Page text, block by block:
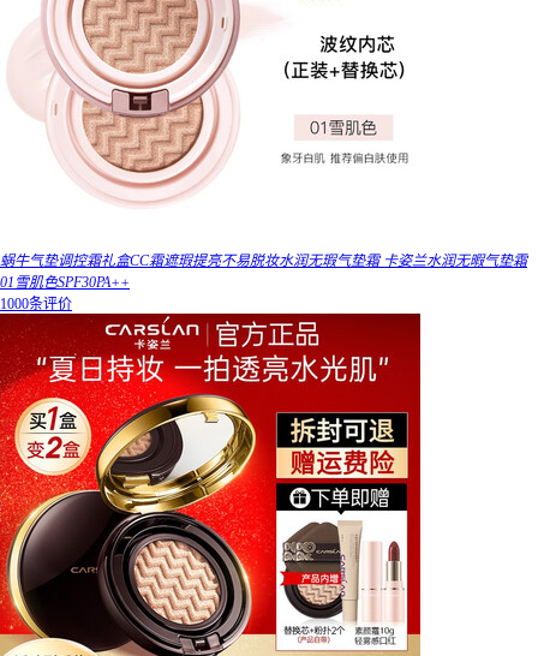
蜗牛气垫调控霜礼盒CC霜遮瑕提亮不易脱妆水润无瑕气垫霜 卡姿兰水润无暇气垫霜
01雪肌色SPF30PA++
1000条评价